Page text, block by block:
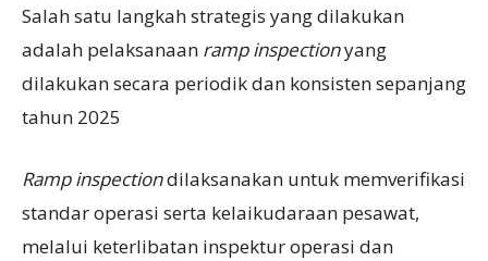
Salah satu langkah strategis yang dilakukan
adalah pelaksanaan ramp inspectionyang
dilakukan secara periodik dan konsisten sepanjang
tahun 2025
Ramp inspectiondilaksanakan untuk memverifikasi
standar operasi serta kelaikudaraan pesawat,
melalui keterlibatan inspektur operasi dan